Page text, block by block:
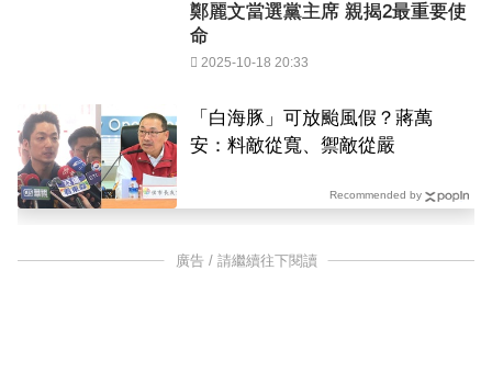
鄭麗文當選黨主席 親揭2最重要使
命
2025-10-18 20:33
「白海豚」可放颱風假？蔣萬
安：料敵從寬、禦敵從嚴
Recommended by
廣告 / 請繼續往下閱讀